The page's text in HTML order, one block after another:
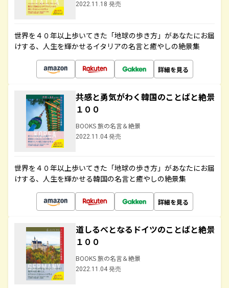
2022.11.18 発売
世界を４０年以上歩いてきた「地球の歩き方」があなたにお届
けする、人生を輝かせるイタリアの名言と癒やしの絶景集
詳細を見る
共感と勇気がわく韓国のことばと絶景
１００
BOOKS 旅の名言＆絶景
2022.11.04 発売
世界を４０年以上歩いてきた「地球の歩き方」があなたにお届
けする、人生を輝かせる韓国の名言と癒やしの絶景集
詳細を見る
道しるべとなるドイツのことばと絶景
１００
BOOKS 旅の名言＆絶景
2022.11.04 発売